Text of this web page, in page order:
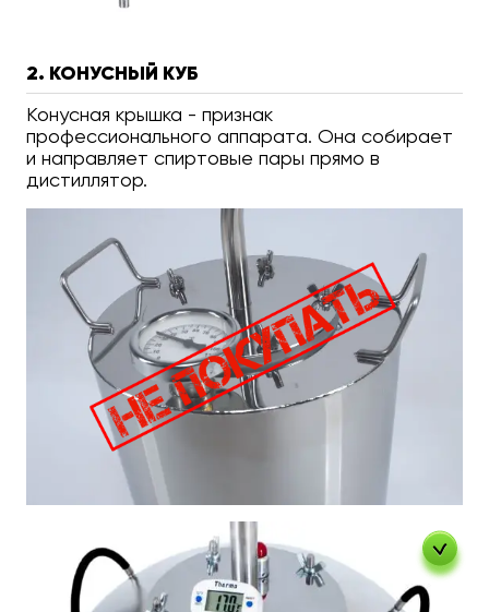
2. КОНУСНЫЙ КУБ
Конусная крышка - признак
профессионального аппарата. Она собирает
и направляет спиртовые пары прямо в
дистиллятор.